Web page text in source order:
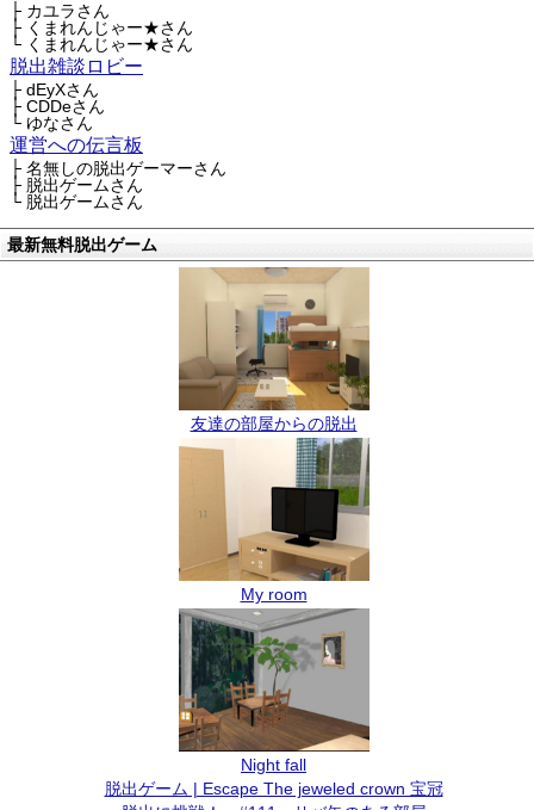
├ カユラさん
├ くまれんじゃー★さん
└ くまれんじゃー★さん
脱出雑談ロビー
├ dEyXさん
├ CDDeさん
└ ゆなさん
運営への伝言板
├ 名無しの脱出ゲーマーさん
├ 脱出ゲームさん
└ 脱出ゲームさん
最新無料脱出ゲーム
友達の部屋からの脱出
My room
Night fall
脱出ゲーム | Escape The jeweled crown 宝冠